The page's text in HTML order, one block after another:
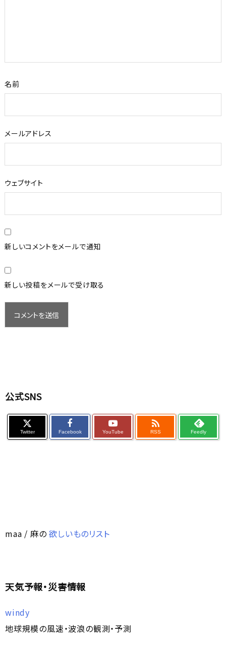
名前
メールアドレス
ウェブサイト
新しいコメントをメールで通知
新しい投稿をメールで受け取る
公式SNS
Twitter Facebook YouTube

RSS Feedly
maa / 麻の欲しいものリスト
天気予報・災害情報
windy
地球規模の風速・波浪の観測・予測